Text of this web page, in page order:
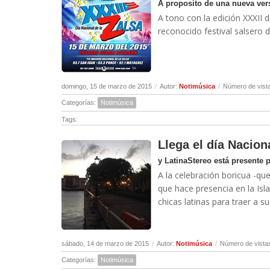
A proposito de una nueva
A tono con la edición XXXII
reconocido festival salsero
domingo, 15 de marzo de 2015 / Autor: Notimúsica / Número de
Categorías: Notimúsica
Tags:
Llega el día
y LatinaStereo está presente
A la celebración boricua -
que hace presencia en la
chicas latinas para traer a
sábado, 14 de marzo de 2015 / Autor: Notimúsica / Número de
Categorías: Notimúsica